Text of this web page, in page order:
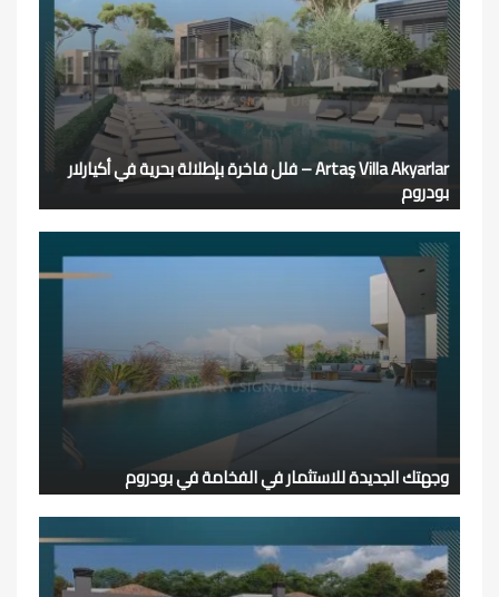
Artaş Villa Akyarlar – فلل فاخرة بإطلالة بحرية في أكيارلار
بودروم
وجهتك الجديدة للاستثمار في الفخامة في بودروم